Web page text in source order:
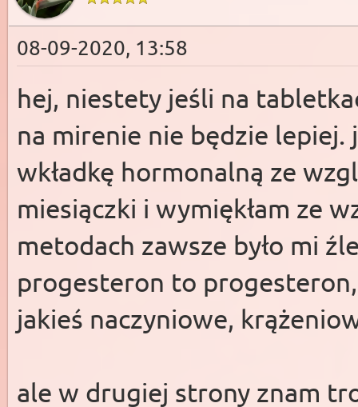
08-09-2020, 13:58
hej, niestety jeśli na
na mirenie nie będzie lepiej.
wkładkę hormonalną ze
miesiączki i wymiękłam ze
metodach zawsze było mi
progesteron to
jakieś naczyniowe,
ale w drugiej strony znam